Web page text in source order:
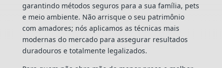
garantindo métodos seguros para a sua família, pets
e meio ambiente. Não arrisque o seu patrimônio
com amadores; nós aplicamos as técnicas mais
modernas do mercado para assegurar resultados
duradouros e totalmente legalizados.